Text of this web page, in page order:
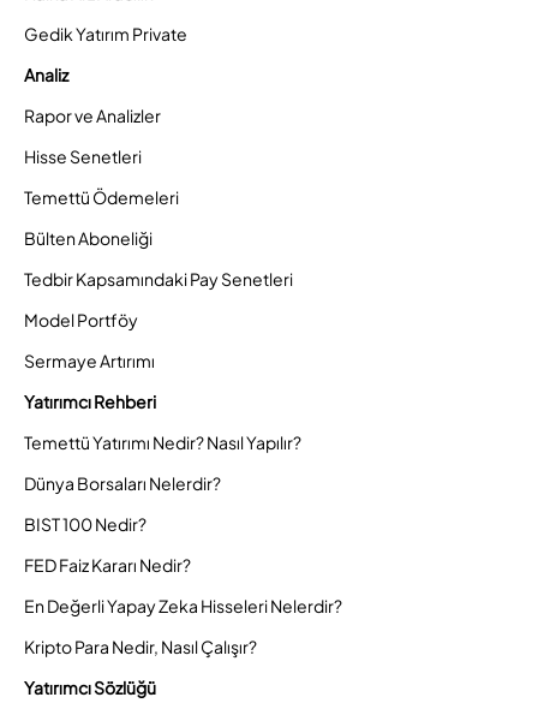
Gedik Yatırım Private
Analiz
Rapor ve Analizler
Hisse Senetleri
Temettü Ödemeleri
Bülten Aboneliği
Tedbir Kapsamındaki Pay Senetleri
Model Portföy
Sermaye Artırımı
Yatırımcı Rehberi
Temettü Yatırımı Nedir? Nasıl Yapılır?
Dünya Borsaları Nelerdir?
BIST 100 Nedir?
FED Faiz Kararı Nedir?
En Değerli Yapay Zeka Hisseleri Nelerdir?
Kripto Para Nedir, Nasıl Çalışır?
Yatırımcı Sözlüğü